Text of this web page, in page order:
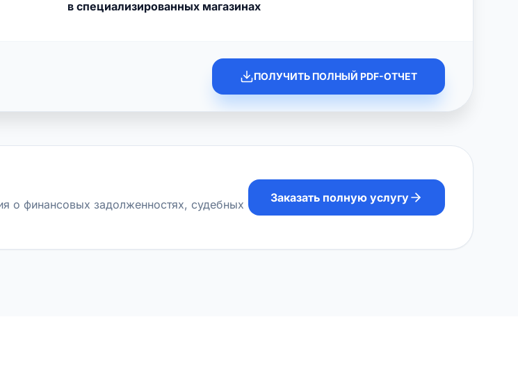
в специализированных магазинах
ПОЛУЧИТЬ ПОЛНЫЙ PDF-ОТЧЕТ
о финансовых задолженностях, судебных
Заказать полную услугу